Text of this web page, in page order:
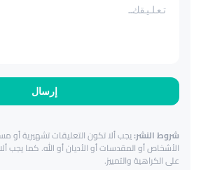
إرسال
شروط النشر:يجب ألا تكون التعليقات تشهيرية أو
الأشخاص أو المقدسات أو الأديان أو الله. كما يجب
على الكراهية والتمييز.